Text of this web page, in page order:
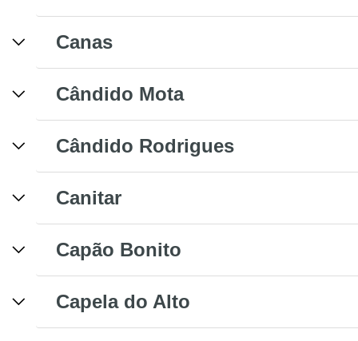
Canas
Cândido Mota
Cândido Rodrigues
Canitar
Capão Bonito
Capela do Alto